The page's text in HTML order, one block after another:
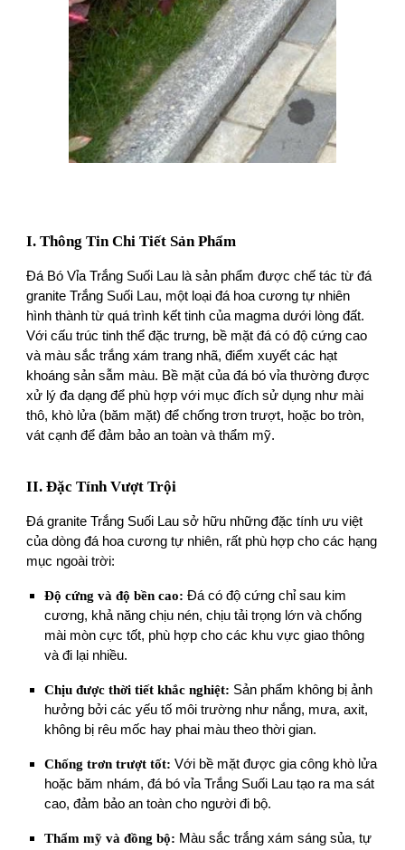
I. Thông Tin Chi Tiết Sản Phẩm
Đá Bó Vỉa Trắng Suối Lau là sản phẩm được chế tác từ đá
granite Trắng Suối Lau, một loại đá hoa cương tự nhiên
hình thành từ quá trình kết tinh của magma dưới lòng đất.
Với cấu trúc tinh thể đặc trưng, bề mặt đá có độ cứng cao
và màu sắc trắng xám trang nhã, điểm xuyết các hạt
khoáng sản sẫm màu. Bề mặt của đá bó vỉa thường được
xử lý đa dạng để phù hợp với mục đích sử dụng như mài
thô, khò lửa (băm mặt) để chống trơn trượt, hoặc bo tròn,
vát cạnh để đảm bảo an toàn và thẩm mỹ.
II. Đặc Tính Vượt Trội
Đá granite Trắng Suối Lau sở hữu những đặc tính ưu việt
của dòng đá hoa cương tự nhiên, rất phù hợp cho các hạng
mục ngoài trời:
Độ cứng và độ bền cao: Đá có độ cứng chỉ sau kim
cương, khả năng chịu nén, chịu tải trọng lớn và chống
mài mòn cực tốt, phù hợp cho các khu vực giao thông
và đi lại nhiều.
Chịu được thời tiết khắc nghiệt: Sản phẩm không bị ảnh
hưởng bởi các yếu tố môi trường như nắng, mưa, axit,
không bị rêu mốc hay phai màu theo thời gian.
Chống trơn trượt tốt: Với bề mặt được gia công khò lửa
hoặc băm nhám, đá bó vỉa Trắng Suối Lau tạo ra ma sát
cao, đảm bảo an toàn cho người đi bộ.
Thẩm mỹ và đồng bộ: Màu sắc trắng xám sáng sủa, tự